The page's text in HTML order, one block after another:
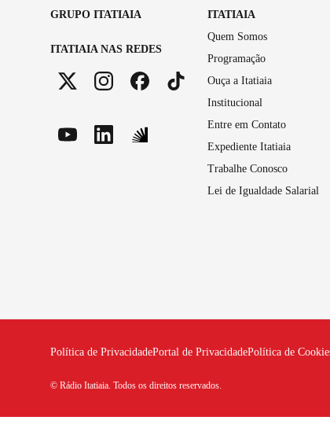
GRUPO ITATIAIA
ITATIAIA NAS REDES
ITATIAIA
Quem Somos
Programação
Ouça a Itatiaia
Institucional
Entre em Contato
Expediente Itatiaia
Trabalhe Conosco
Lei de Igualdade Salarial
Política de PrivacidadePortal de PrivacidadePolítica de
© Rádio Itatiaia. Todos os direitos reservados.